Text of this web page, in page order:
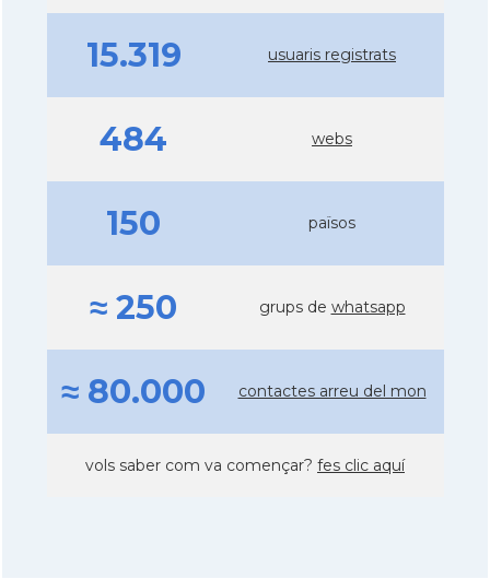
15.319 usuaris registrats
484 webs
150 països
≈ 250 grups de whatsapp
≈ 80.000 contactes arreu del mon
vols saber com va començar? fes clic aquí